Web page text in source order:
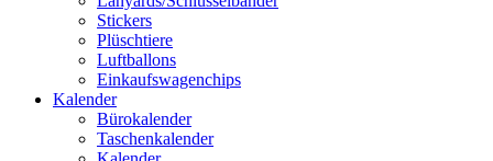
Stickers
Plüschtiere
Luftballons
Einkaufswagenchips
Kalender
Bürokalender
Taschenkalender